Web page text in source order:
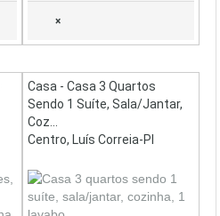
×
Casa - Casa 3 Quartos
Sendo 1 Suíte, Sala/jantar,
Coz...
Centro, Luís Correia-PI